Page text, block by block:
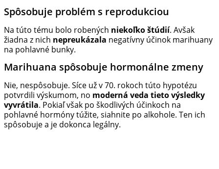
Spôsobuje problém s reprodukciou
Na túto tému bolo robených niekoľko štúdií. Avšak
žiadna z nich nepreukázala negatívny účinok marihuany
na pohlavné bunky.
Marihuana spôsobuje hormonálne zmeny
Nie, nespôsobuje. Síce už v 70. rokoch túto hypotézu
potvrdili výskumom, no moderná veda tieto výsledky
vyvrátila. Pokiaľ však po škodlivých účinkoch na
pohlavné hormóny túžite, siahnite po alkohole. Ten ich
spôsobuje a je dokonca legálny.